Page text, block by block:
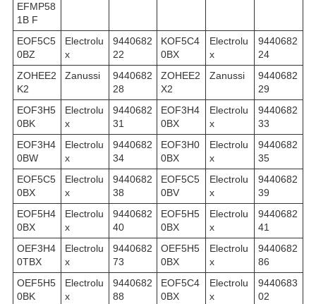
EFMP58
1B F
EOF5C5
0BZ
Electrolu
x
9440682
22
KOF5C4
0BX
Electrolu
x
9440682
24
ZOHEE2
K2
Zanussi
9440682
28
ZOHEE2
X2
Zanussi
9440682
29
EOF3H5
0BK
Electrolu
x
9440682
31
EOF3H4
0BX
Electrolu
x
9440682
33
EOF3H4
0BW
Electrolu
x
9440682
34
EOF3H0
0BX
Electrolu
x
9440682
35
EOF5C5
0BX
Electrolu
x
9440682
38
EOF5C5
0BV
Electrolu
x
9440682
39
EOF5H4
0BX
Electrolu
x
9440682
40
EOF5H5
0BX
Electrolu
x
9440682
41
OEF3H4
0TBX
Electrolu
x
9440682
73
OEF5H5
0BX
Electrolu
x
9440682
86
OEF5H5
0BK
Electrolu
x
9440682
88
EOF5C4
0BX
Electrolu
x
9440683
02